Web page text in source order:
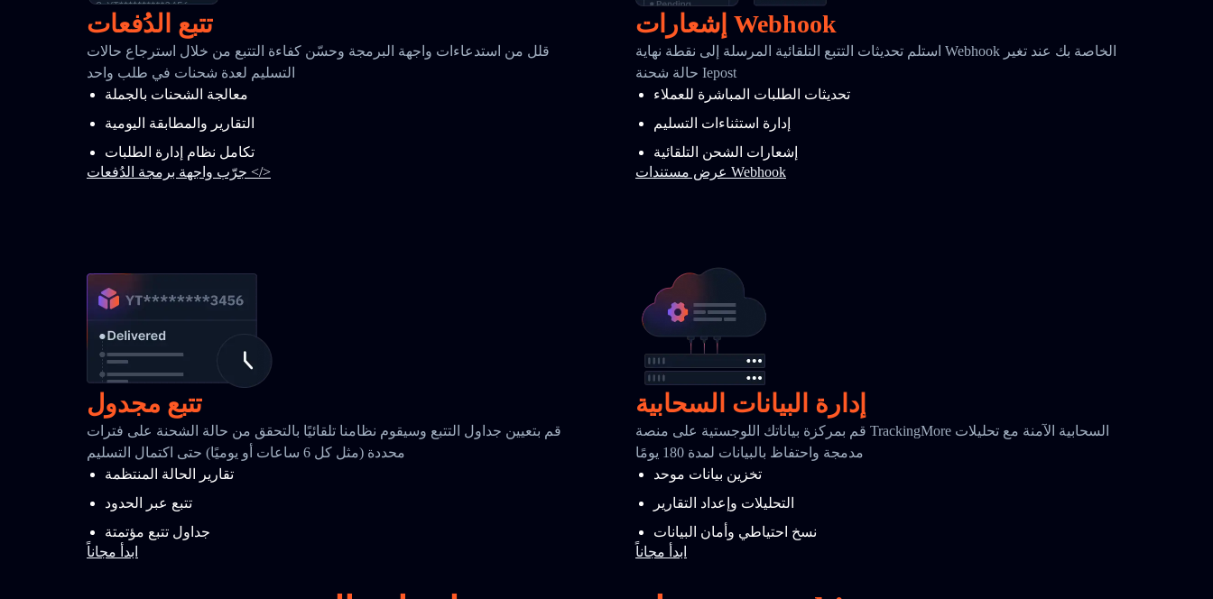
تتبع الدُفعات
قلل من استدعاءات واجهة البرمجة وحسّن كفاءة التتبع من خلال استرجاع حالات
التسليم لعدة شحنات في طلب واحد
معالجة الشحنات بالجملة
التقارير والمطابقة اليومية
تكامل نظام إدارة الطلبات
جرّب واجهة برمجة الدُفعات </>
إشعارات Webhook
استلم تحديثات التتبع التلقائية المرسلة إلى نقطة نهاية Webhook الخاصة بك عند تغير
حالة شحنة Iepost
تحديثات الطلبات المباشرة للعملاء
إدارة استثناءات التسليم
إشعارات الشحن التلقائية
عرض مستندات Webhook
تتبع مجدول
قم بتعيين جداول التتبع وسيقوم نظامنا تلقائيًا بالتحقق من حالة الشحنة على فترات
محددة (مثل كل 6 ساعات أو يوميًا) حتى اكتمال التسليم
تقارير الحالة المنتظمة
تتبع عبر الحدود
جداول تتبع مؤتمتة
ابدأ مجاناً
إدارة البيانات السحابية
قم بمركزة بياناتك اللوجستية على منصة TrackingMore السحابية الآمنة مع تحليلات
مدمجة واحتفاظ بالبيانات لمدة 180 يومًا
تخزين بيانات موحد
التحليلات وإعداد التقارير
نسخ احتياطي وأمان البيانات
ابدأ مجاناً